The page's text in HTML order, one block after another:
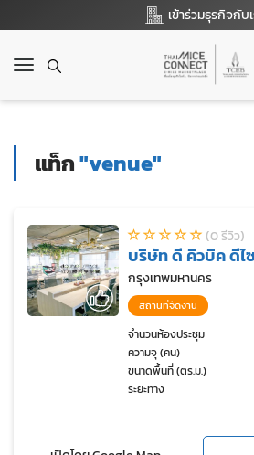
เข้าร่วมธุรกิจกับ
T
g
v
g
a
แท็ก"venue"
(0 รีวิว)
บริษัท ดี คิวบิค ดีไ
กรุงเทพมหานคร
สถานที่จัดงาน
จำนวนห้องประชุม
ความจุ (คน)
ขนาดพื้นที่ (ตร.ม.)
ระยะทาง